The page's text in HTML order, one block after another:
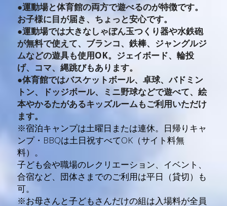
●運動場と体育館の両方で遊べるのが特徴です。
お子様に目が届き、ちょっと安心です。
●運動場では大きなしゃぼん玉つくり器や水鉄砲
が無料で使えて、ブランコ、鉄棒、ジャングルジ
ムなどの遊具も使用OK。ジェイボード、輪投
げ、コマ、縄跳びもあります。
●体育館ではバスケットボール、卓球、バドミン
トン、ドッジボール、ミニ野球などで遊べて、絵
本やかるたがあるキッズルームもご利用いただけ
ます。
※宿泊キャンプは土曜日または連休。日帰りキャ
ンプ・BBQは土日祝すべてOK（サイト料無
料）。
子ども会や職場のレクリエーション、イベント、
合宿など、団体さまでのご利用は平日（貸切）も
可。
※お母さんと子どもさんだけの組は入場料が全員